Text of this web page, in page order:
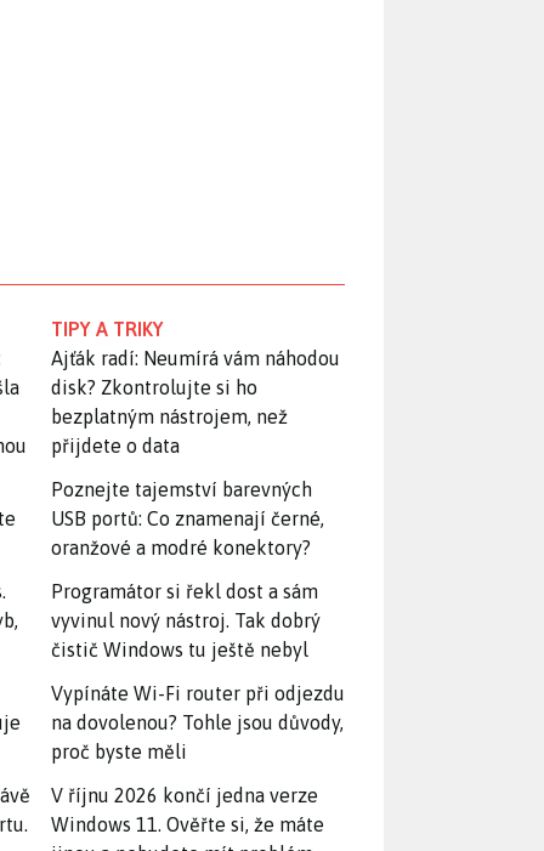
TIPY A TRIKY
Ajťák radí: Neumírá vám náhodou
disk? Zkontrolujte si ho
bezplatným nástrojem, než
přijdete o data
Poznejte tajemství barevných
USB portů: Co znamenají černé,
oranžové a modré konektory?
Programátor si řekl dost a sám
vyvinul nový nástroj. Tak dobrý
čistič Windows tu ještě nebyl
Vypínáte Wi-Fi router při odjezdu
na dovolenou? Tohle jsou důvody,
proč byste měli
V říjnu 2026 končí jedna verze
Windows 11. Ověřte si, že máte